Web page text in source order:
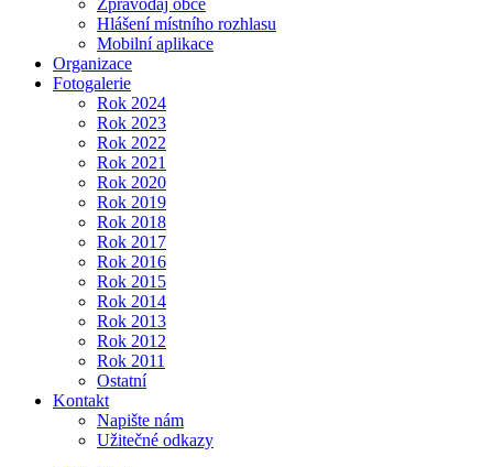
Zpravodaj obce
Hlášení místního rozhlasu
Mobilní aplikace
Organizace
Fotogalerie
Rok 2024
Rok 2023
Rok 2022
Rok 2021
Rok 2020
Rok 2019
Rok 2018
Rok 2017
Rok 2016
Rok 2015
Rok 2014
Rok 2013
Rok 2012
Rok 2011
Ostatní
Kontakt
Napište nám
Užitečné odkazy